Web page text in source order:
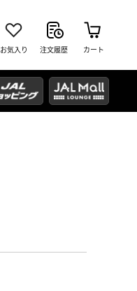
お気入り 注文履歴 カート